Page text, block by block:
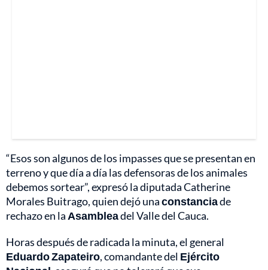
“Esos son algunos de los impasses que se presentan en
terreno y que día a día las defensoras de los animales
debemos sortear”, expresó la diputada Catherine
Morales Buitrago, quien dejó unaconstanciade
rechazo en la Asambleadel Valle del Cauca.
Horas después de radicada la minuta, el general
Eduardo Zapateiro, comandante del Ejército